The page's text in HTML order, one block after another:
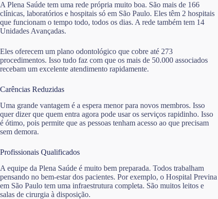
A Plena Saúde tem uma rede própria muito boa. São mais de 166
clínicas, laboratórios e hospitais só em São Paulo. Eles têm 2 hospitais
que funcionam o tempo todo, todos os dias. A rede também tem 14
Unidades Avançadas.
Eles oferecem um plano odontológico que cobre até 273
procedimentos. Isso tudo faz com que os mais de 50.000 associados
recebam um excelente atendimento rapidamente.
Carências Reduzidas
Uma grande vantagem é a espera menor para novos membros. Isso
quer dizer que quem entra agora pode usar os serviços rapidinho. Isso
é ótimo, pois permite que as pessoas tenham acesso ao que precisam
sem demora.
Profissionais Qualificados
A equipe da Plena Saúde é muito bem preparada. Todos trabalham
pensando no bem-estar dos pacientes. Por exemplo, o Hospital Previna
em São Paulo tem uma infraestrutura completa. São muitos leitos e
salas de cirurgia à disposição.